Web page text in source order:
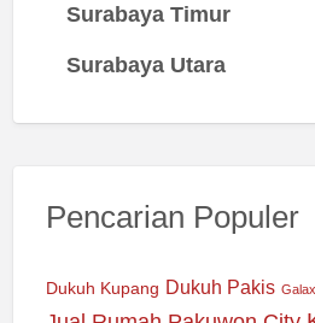
Surabaya Timur
Surabaya Utara
Pencarian Populer
Dukuh Kupang Dukuh Pakis